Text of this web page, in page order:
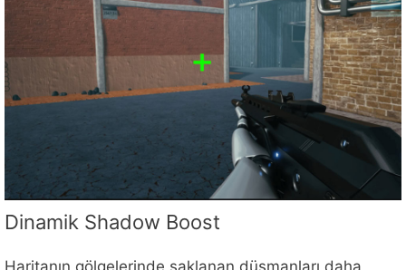
Dinamik Shadow Boost